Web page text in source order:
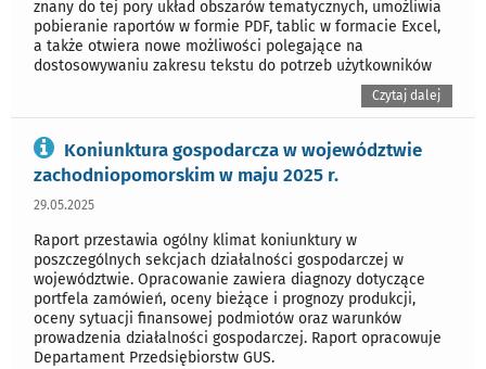
znany do tej pory układ obszarów tematycznych, umożliwia
pobieranie raportów w formie PDF, tablic w formacie Excel,
a także otwiera nowe możliwości polegające na
dostosowywaniu zakresu tekstu do potrzeb użytkowników
Czytaj dalej
Koniunktura gospodarcza w województwie
zachodniopomorskim w maju 2025 r.
29.05.2025
Raport przestawia ogólny klimat koniunktury w
poszczególnych sekcjach działalności gospodarczej w
województwie. Opracowanie zawiera diagnozy dotyczące
portfela zamówień, oceny bieżące i prognozy produkcji,
oceny sytuacji finansowej podmiotów oraz warunków
prowadzenia działalności gospodarczej. Raport opracowuje
Departament Przedsiębiorstw GUS.